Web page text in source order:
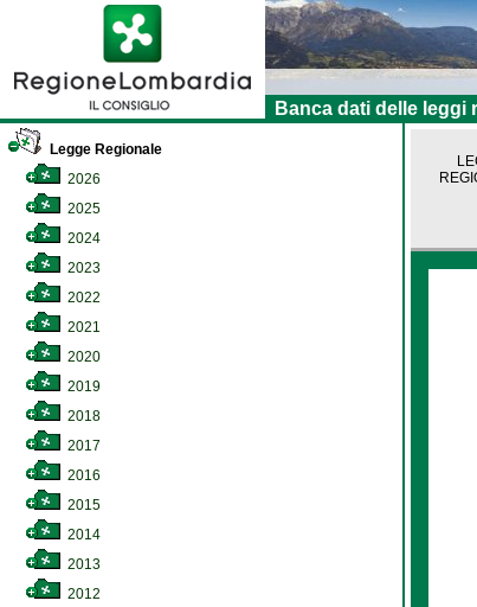
Banca dati delle leggi
Legge Regionale
2026
2025
2024
2023
2022
2021
2020
2019
2018
2017
2016
2015
2014
2013
2012